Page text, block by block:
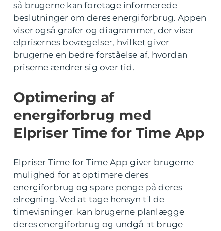
så brugerne kan foretage informerede
beslutninger om deres energiforbrug. Appen
viser også grafer og diagrammer, der viser
elprisernes bevægelser, hvilket giver
brugerne en bedre forståelse af, hvordan
priserne ændrer sig over tid.
Optimering af
energiforbrug med
Elpriser Time for Time App
Elpriser Time for Time App giver brugerne
mulighed for at optimere deres
energiforbrug og spare penge på deres
elregning. Ved at tage hensyn til de
timevisninger, kan brugerne planlægge
deres energiforbrug og undgå at bruge